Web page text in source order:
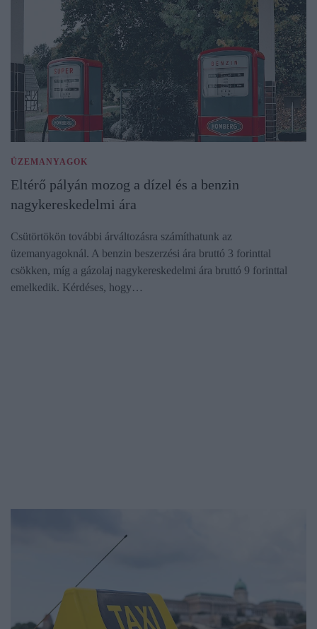
ÜZEMANYAGOK
Eltérő pályán mozog a dízel és a benzin
nagykereskedelmi ára
Csütörtökön további árváltozásra számíthatunk az
üzemanyagoknál. A benzin beszerzési ára bruttó 3 forinttal
csökken, míg a gázolaj nagykereskedelmi ára bruttó 9 forinttal
emelkedik. Kérdéses, hogy…